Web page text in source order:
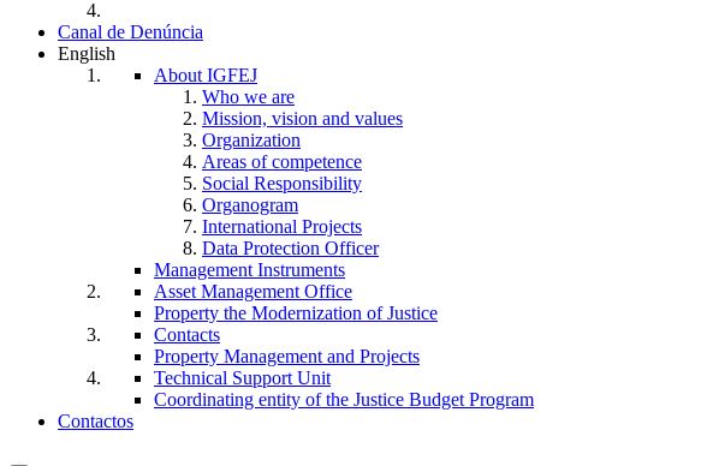
Canal de Denúncia
English
About IGFEJ
Who we are
Mission, vision and values
Organization
Areas of competence
Social Responsibility
Organogram
International Projects
Data Protection Officer
Management Instruments
Asset Management Office
Property the Modernization of Justice
Contacts
Property Management and Projects
Technical Support Unit
Coordinating entity of the Justice Budget Program
Contactos